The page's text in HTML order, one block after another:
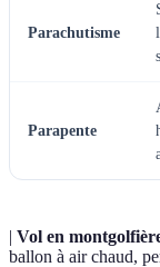
Parachutisme
Parapente
| Vol en
ballon à air chaud,